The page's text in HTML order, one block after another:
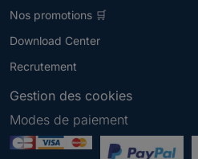
Nos promotions 🛒
Download Center
Recrutement
Gestion des cookies
Newsletter
Modes de paiement